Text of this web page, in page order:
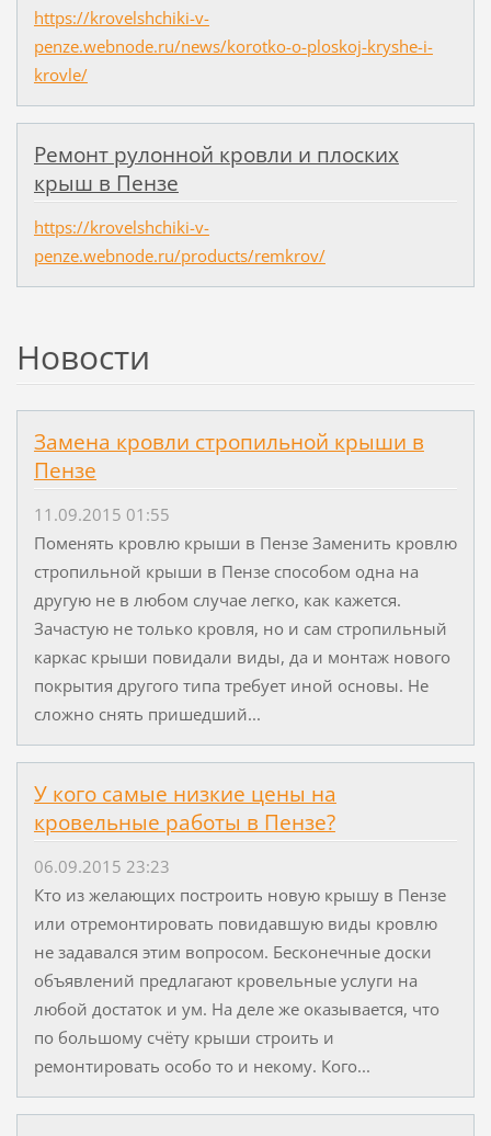
https://krovelshchiki-v-
penze.webnode.ru/news/korotko-o-ploskoj-kryshe-i-
krovle/
Ремонт рулонной кровли и плоских
крыш в Пензе
https://krovelshchiki-v-
penze.webnode.ru/products/remkrov/
Новости
Замена кровли стропильной крыши в
Пензе
11.09.2015 01:55
Поменять кровлю крыши в Пензе Заменить кровлю
стропильной крыши в Пензе способом одна на
другую не в любом случае легко, как кажется.
Зачастую не только кровля, но и сам стропильный
каркас крыши повидали виды, да и монтаж нового
покрытия другого типа требует иной основы. Не
сложно снять пришедший...
У кого самые низкие цены на
кровельные работы в Пензе?
06.09.2015 23:23
Кто из желающих построить новую крышу в Пензе
или отремонтировать повидавшую виды кровлю
не задавался этим вопросом. Бесконечные доски
объявлений предлагают кровельные услуги на
любой достаток и ум. На деле же оказывается, что
по большому счёту крыши строить и
ремонтировать особо то и некому. Кого...